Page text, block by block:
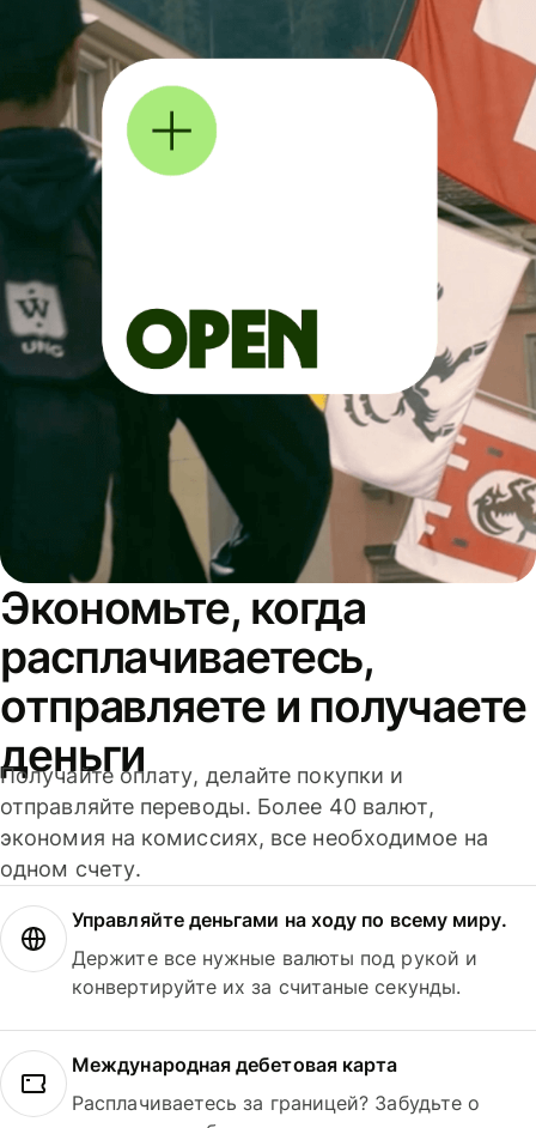
Экономьте, когда
расплачиваетесь,
отправляете и получаете
деньги
Получайте оплату, делайте покупки и
отправляйте переводы. Более 40 валют,
экономия на комиссиях, все необходимое на
одном счету.
Управляйте деньгами на ходу по всему миру.
Держите все нужные валюты под рукой и
конвертируйте их за считаные секунды.
Международная дебетовая карта
Расплачиваетесь за границей? Забудьте о